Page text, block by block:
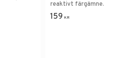
reaktivt färgämne.
159 KR